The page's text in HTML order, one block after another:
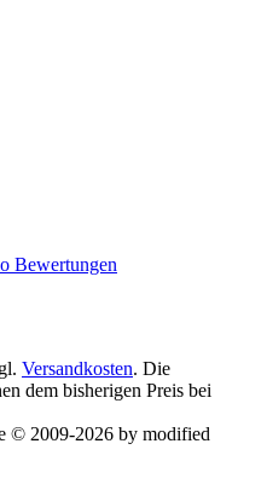
Versandkosten. Die
dem bisherigen Preis bei
© 2009-2026 by modified